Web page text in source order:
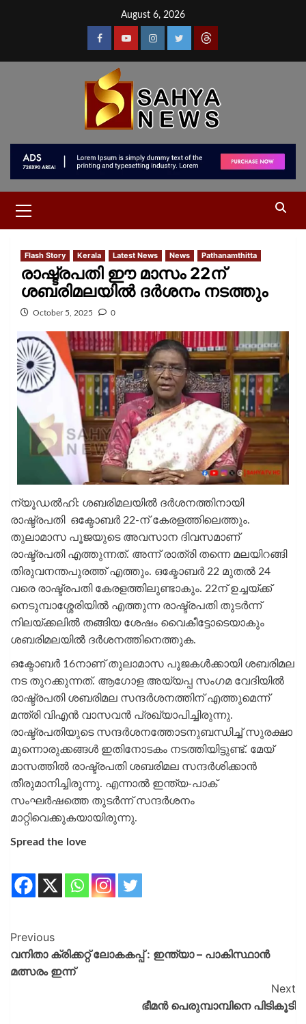
August 6, 2026
Flash Story Kerala Latest News News Pathanamthitta
രാഷ്ട്രപതി ഈ മാസം 22ന്
ശബരിമലയില്‍ ദര്‍ശനം നടത്തും
October 5, 2025 0
ന്യൂഡല്‍ഹി: ശബരിമലയില്‍ ദര്‍ശനത്തിനായി
രാഷ്ട്രപതി ഒക്ടോബര്‍ 22-ന് കേരളത്തിലെത്തും.
തുലാമാസ പൂജയുടെ അവസാന ദിവസമാണ്
രാഷ്ട്രപതി എത്തുന്നത്. അന്ന് രാത്രി തന്നെ മലയിറങ്ങി
തിരുവനന്തപുരത്ത് എത്തും. ഒക്ടോബര്‍ 22 മുതല്‍ 24
വരെ രാഷ്ട്രപതി കേരളത്തിലുണ്ടാകും. 22ന് ഉച്ചയ്ക്ക്
നെടുമ്പാശ്ശേരിയില്‍ എത്തുന്ന രാഷ്ട്രപതി തുടര്‍ന്ന്
നിലയ്ക്കലില്‍ തങ്ങിയ ശേഷം വൈകീട്ടോടെയാകും
ശബരിമലയില്‍ ദര്‍ശനത്തിനെത്തുക.
ഒക്ടോബര്‍ 16നാണ് തുലാമാസ പൂജകള്‍ക്കായി ശബരിമല
നട തുറക്കുന്നത്. ആഗോള അയ്യപ്പ സംഗമ വേദിയില്‍
രാഷ്ട്രപതി ശബരിമല സന്ദര്‍ശനത്തിന് എത്തുമെന്ന്
മന്ത്രി വിഎന്‍ വാസവന്‍ പ്രഖ്യാപിച്ചിരുന്നു.
രാഷ്ട്രപതിയുടെ സന്ദര്‍ശനത്തോടനുബന്ധിച്ച് സുരക്ഷാ
മുന്നൊരുക്കങ്ങള്‍ ഇതിനോടകം നടത്തിയിട്ടുണ്ട്. മേയ്
മാസത്തില്‍ രാഷ്ട്രപതി ശബരിമല സന്ദര്‍ശിക്കാന്‍
തീരുമാനിച്ചിരുന്നു. എന്നാല്‍ ഇന്ത്യ-പാക്
സംഘര്‍ഷത്തെ തുടര്‍ന്ന് സന്ദര്‍ശനം
മാറ്റിവെക്കുകയായിരുന്നു.
Spread the love
Previous
വനിതാ ക്രിക്കറ്റ് ലോകകപ്പ് : ഇന്ത്യാ – പാകിസ്ഥാൻ
മത്സരം ഇന്ന്
Next
ഭീമൻ പെരുമ്പാമ്പിനെ പിടികൂടി